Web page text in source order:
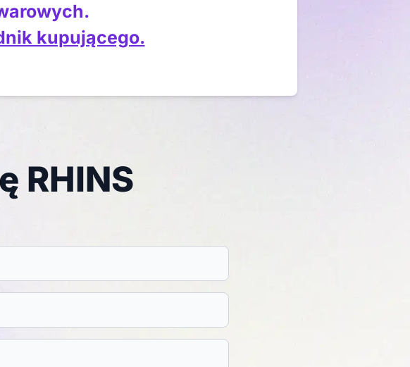
kupującego.
RHINS